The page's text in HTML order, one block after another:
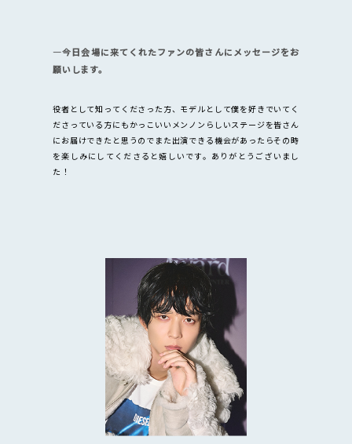
―今日会場に来てくれたファンの皆さんにメッセージをお
願いします。
役者として知ってくださった方、モデルとして僕を好きでいてく
ださっている方にもかっこいいメンノンらしいステージを皆さん
にお届けできたと思うのでまた出演できる機会があったらその時
を楽しみにしてくださると嬉しいです。ありがとうございまし
た！